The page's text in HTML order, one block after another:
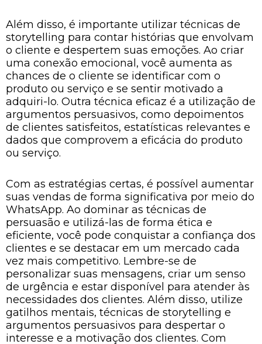
Além disso, é importante utilizar técnicas de
storytelling para contar histórias que envolvam
o cliente e despertem suas emoções. Ao criar
uma conexão emocional, você aumenta as
chances de o cliente se identificar com o
produto ou serviço e se sentir motivado a
adquiri-lo. Outra técnica eficaz é a utilização de
argumentos persuasivos, como depoimentos
de clientes satisfeitos, estatísticas relevantes e
dados que comprovem a eficácia do produto
ou serviço.
Com as estratégias certas, é possível aumentar
suas vendas de forma significativa por meio do
WhatsApp. Ao dominar as técnicas de
persuasão e utilizá-las de forma ética e
eficiente, você pode conquistar a confiança dos
clientes e se destacar em um mercado cada
vez mais competitivo. Lembre-se de
personalizar suas mensagens, criar um senso
de urgência e estar disponível para atender às
necessidades dos clientes. Além disso, utilize
gatilhos mentais, técnicas de storytelling e
argumentos persuasivos para despertar o
interesse e a motivação dos clientes. Com